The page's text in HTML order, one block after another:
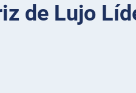
de Lujo